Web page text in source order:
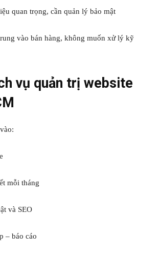
quan trọng, cần quản lý bảo mật
vào bán hàng, không muốn xử lý kỹ
vụ quản trị website
mỗi tháng
và SEO
– báo cáo